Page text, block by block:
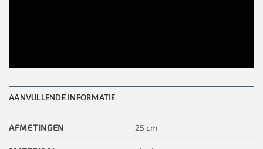
AANVULLENDE INFORMATIE
AFMETINGEN 25 cm